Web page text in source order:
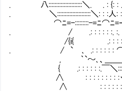
. 八::::::::::::::::::::::＼.
. ＼::::::::::::::::::::::＼: :
⌒ﾆ=-:::::::::-=ﾆ⌒ﾆ
. / .: : : : : :. :. :.
/{i{ .: : : :_ : : : :
. / `㍉､ .: : : : : : ⌒⌒:
, ｀`～､、＿＿＿
{ .: : : : : :.￣＼
∧ : : : : : : : : :
∧ : : : : : :